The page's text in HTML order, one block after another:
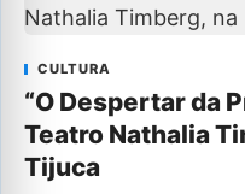
CULTURA
“O Despertar da
Teatro Nathalia
Tijuca